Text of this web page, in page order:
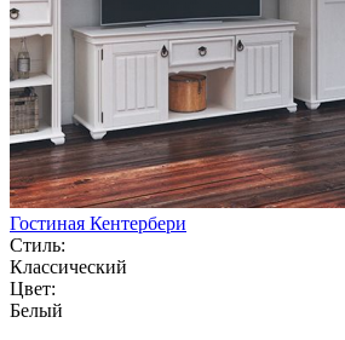
Гостиная Кентербери
Стиль:
Классический
Цвет:
Белый